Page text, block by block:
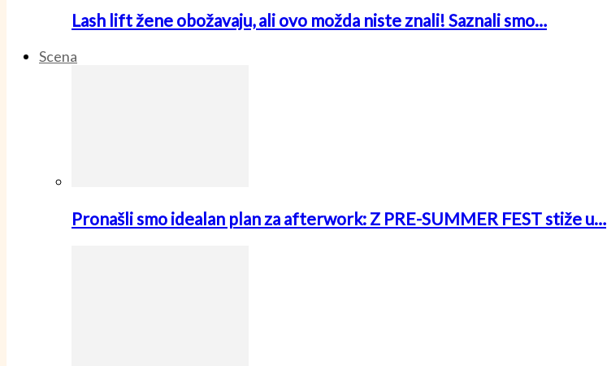
Lash lift žene obožavaju, ali ovo možda niste znali! Saznali smo…
Scena
Pronašli smo idealan plan za afterwork: Z PRE-SUMMER FEST stiže u…